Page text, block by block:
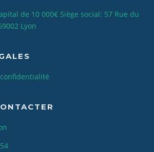
de 10 000€ Siège social: 57 Rue du
Lyon